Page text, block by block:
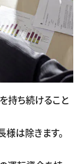
持ち続けること
は除きます。